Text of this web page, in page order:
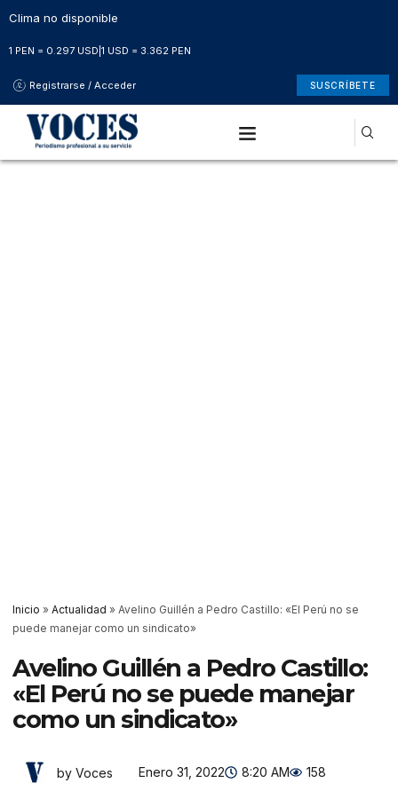
Clima no disponible
1 PEN = 0.297 USD 1 USD = 3.362 PEN
Registrarse / Acceder SUSCRÍBETE
Inicio » Actualidad » Avelino Guillén a Pedro Castillo: «El Perú no se
puede manejar como un sindicato»
Avelino Guillén a Pedro Castillo:
«El Perú no se puede manejar
como un sindicato»
by Voces Enero 31, 2022 8:20 AM 158